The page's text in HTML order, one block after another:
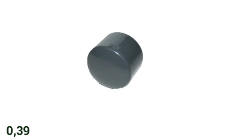
0,39